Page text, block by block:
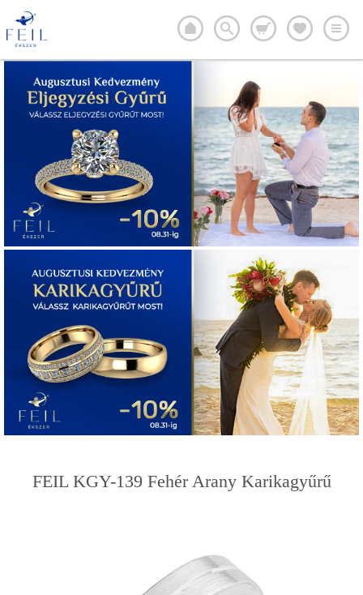
FEIL KGY-139 Fehér Arany Karikagyűrű